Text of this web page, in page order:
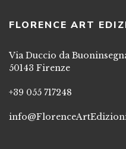
FLORENCE ART
Via Duccio da
50143 Firenze
+39 055 717248